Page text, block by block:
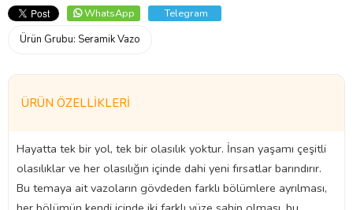
WhatsApp
Telegram
Ürün Grubu: Seramik Vazo
ÜRÜN ÖZELLIKLERI
Hayatta tek bir yol, tek bir olasılık yoktur. İnsan yaşamı çeşitli
olasılıklar ve her olasılığın içinde dahi yeni fırsatlar barındırır.
Bu temaya ait vazoların gövdeden farklı bölümlere ayrılması,